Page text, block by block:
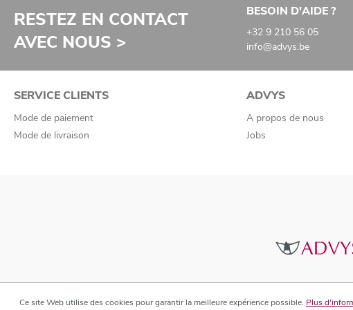
RESTEZ EN CONTACT
AVEC NOUS >
BESOIN D'AIDE ?
+32 9 210 56 05
info@advys.be
SERVICE CLIENTS
Mode de paiement
Mode de livraison
ADVYS
A propos de nous
Jobs
Ce site Web utilise des cookies pour garantir la meilleure expérience possible. Plus